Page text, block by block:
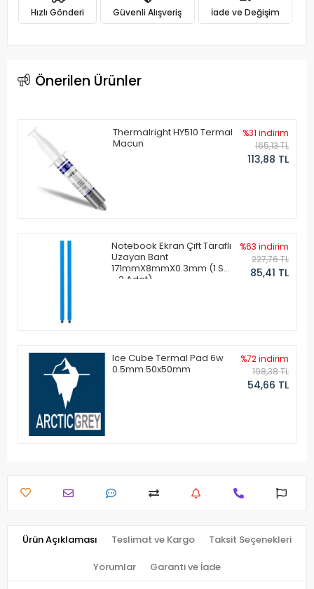
Hızlı Gönderi Güvenli Alışveriş İade ve Değişim
Önerilen Ürünler
Thermalright HY510 Termal
Macun
%31 indirim
165,13 TL
113,88 TL
Notebook Ekran Çift Taraflı
Uzayan Bant
171mmX8mmX0.3mm (1 Set
- 2 Adet)
%63 indirim
227,76 TL
85,41 TL
Ice Cube Termal Pad 6w
0.5mm 50x50mm
%72 indirim
198,38 TL
54,66 TL
Ürün Açıklaması Teslimat ve Kargo Taksit Seçenekleri
Yorumlar Garanti ve İade